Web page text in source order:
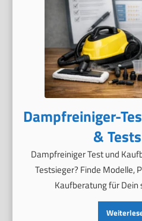
Dampfreiniger-
&
Dampfreiniger Test und
Testsieger? Finde Modelle,
Kaufberatung für Dein